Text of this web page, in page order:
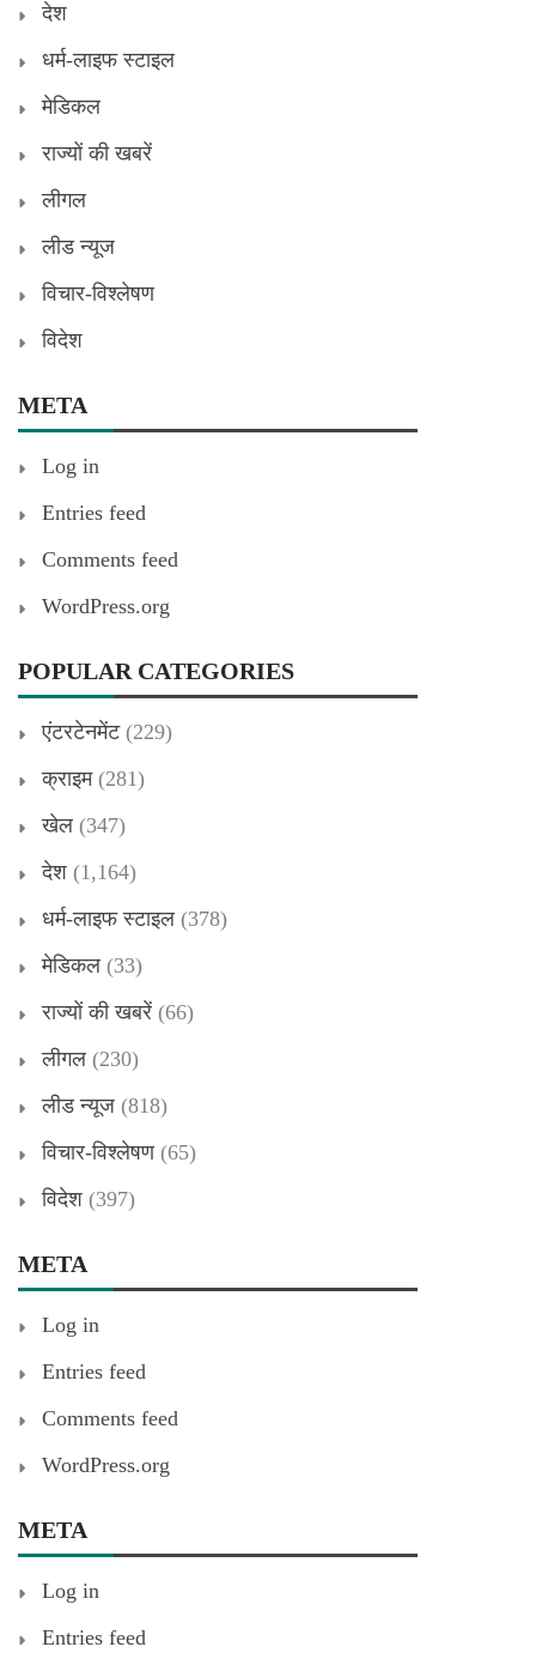
देश
धर्म-लाइफ स्टाइल
मेडिकल
राज्यों की खबरें
लीगल
लीड न्यूज
विचार-विश्लेषण
विदेश
META
Log in
Entries feed
Comments feed
WordPress.org
POPULAR CATEGORIES
एंटरटेनमेंट(229)
क्राइम(281)
खेल (347)
देश (1,164)
धर्म-लाइफ स्टाइल (378)
मेडिकल (33)
राज्यों की खबरें (66)
लीगल (230)
लीड न्यूज (818)
विचार-विश्लेषण(65)
विदेश (397)
META
Log in
Entries feed
Comments feed
WordPress.org
META
Log in
Entries feed